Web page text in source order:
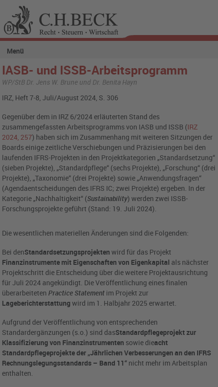
Menü
IASB- und ISSB-Arbeitsprogramm
WP/StB Dr. Jens W. Brune und Dr. Benita Hayn
IRZ, Heft 7-8, Juli/August 2024, S. 306
Gegenüber dem in IRZ 6/2024 erläuterten Stand des
zusammengefassten Arbeitsprogramms von IASB und ISSB (IRZ
2024, 257) haben sich im Zusammenhang mit weiteren Sitzungen der
Boards einige zeitliche Verschiebungen und Präzisierungen bei den
laufenden IFRS-Projekten in den Projektkategorien „Standardsetzung“
(sieben Projekte), „Standardpflege“ (sechs Projekte), „Forschung“ (drei
Projekte), „Taxonomie“ (drei Projekte) sowie „Anwendungsfragen“
(Agendaentscheidungen des IFRS IC; zwei Projekte) ergeben. In der
Kategorie „Nachhaltigkeit“ (Sustainability) werden zwei ISSB-
Forschungsprojekte geführt (Stand: 19. Juli 2024).
Die wesentlichen materiellen Änderungen sind die Folgenden:
Bei denStandardsetzungsprojekten wird für das Projekt
Finanzinstrumente mit Eigenschaften von Eigenkapital als nächster
Projektschritt die Entscheidung über die weitere Projektausrichtung
für Juli 2024 angekündigt. Die Veröffentlichung eines finalen
überarbeitetenPractice Statement im Projekt zur
Lageberichterstattung wird im 1. Halbjahr 2025 erwartet.
Aufgrund der Veröffentlichung von entsprechenden
Standardergänzungen (s.o.) sind dasStandardpflegeprojekt zur
Klassifizierung von Finanzinstrumenten sowie dieacht
Standardpflegeprojekte der „Jährlichen Verbesserungen an den IFRS
Rechnungslegungsstandards – Band 11“ nicht mehr im Arbeitsplan
enthalten.